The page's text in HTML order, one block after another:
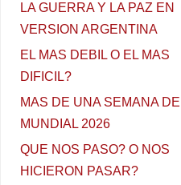
LA GUERRA Y LA PAZ EN
VERSION ARGENTINA
EL MAS DEBIL O EL MAS
DIFICIL?
MAS DE UNA SEMANA DE
MUNDIAL 2026
QUE NOS PASO? O NOS
HICIERON PASAR?